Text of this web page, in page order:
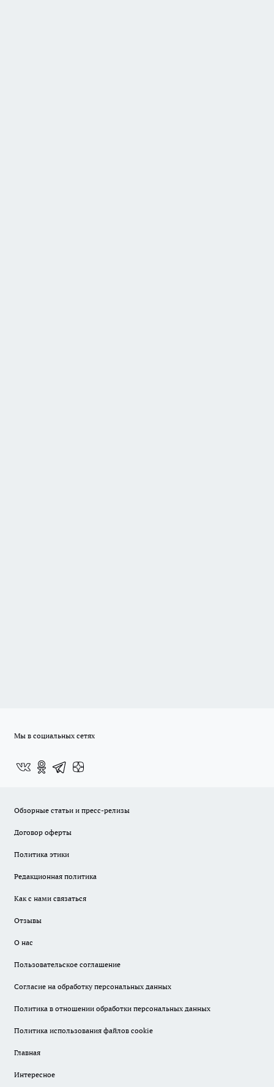
Мы в социальных сетях
Обзорные статьи и пресс-релизы
Договор оферты
Политика этики
Редакционная политика
Как с нами связаться
Отзывы
О нас
Пользовательское соглашение
Согласие на обработку персональных данных
Политика в отношении обработки персональных данных
Политика использования файлов cookie
Главная
Интересное